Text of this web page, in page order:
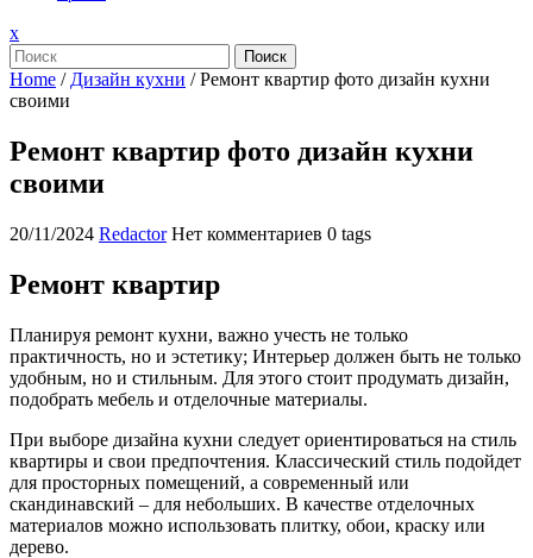
xЗакрыть
меню
Поиск
Home / Дизайн кухни /Ремонт квартир фото дизайн кухни
своими
Ремонт квартир фото дизайн кухни
своими
20/11/2024 Redactor Нет комментариев 0 tags
Ремонт квартир
Планируя ремонт кухни, важно учесть не только
практичность, но и эстетику; Интерьер должен быть не только
удобным, но и стильным. Для этого стоит продумать дизайн,
подобрать мебель и отделочные материалы.
При выборе дизайна кухни следует ориентироваться на стиль
квартиры и свои предпочтения. Классический стиль подойдет
для просторных помещений, а современный или
скандинавский – для небольших. В качестве отделочных
материалов можно использовать плитку, обои, краску или
дерево.